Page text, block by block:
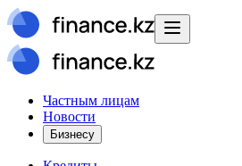
Частным лицам
Новости
Бизнесу